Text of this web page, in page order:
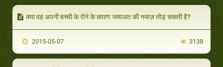
क्या वह अपनी बच्ची के रोने के कारण जमाअत की नमाज़ तोड़ सकती है?
2015-05-07 3138